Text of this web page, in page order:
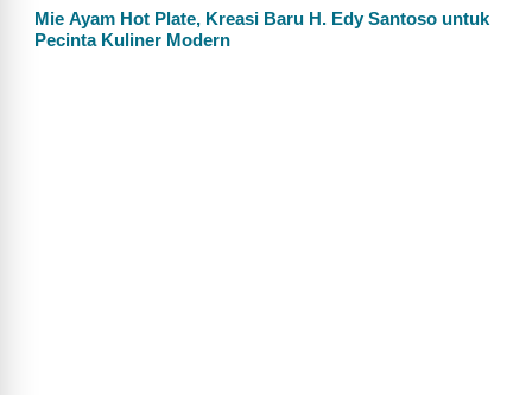
Mie Ayam Hot Plate, Kreasi Baru H. Edy Santoso untuk
Pecinta Kuliner Modern